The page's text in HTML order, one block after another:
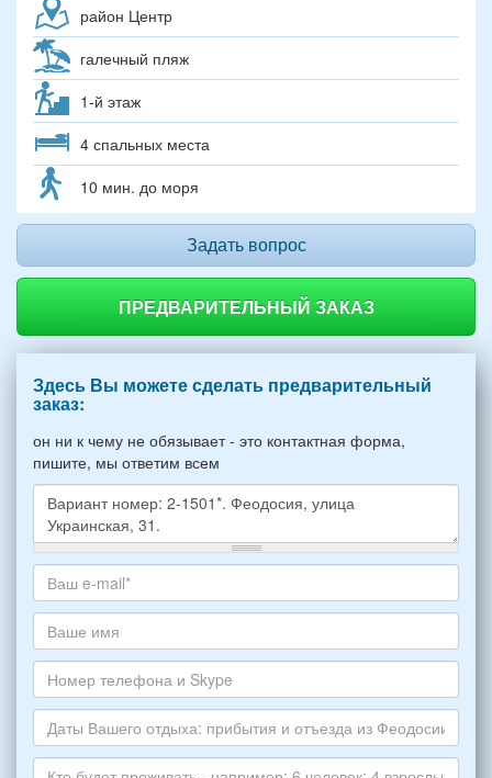
район Центр
галечный пляж
1-й этаж
4 спальных места
10 мин. до моря
Задать вопрос
ПРЕДВАРИТЕЛЬНЫЙ ЗАКАЗ
Здесь Вы можете сделать предварительный
заказ:
он ни к чему не обязывает - это контактная форма,
пишите, мы ответим всем
Какое
жилье
хотите
снять,
укажите
пожалуйста
НОМЕР
варианта:
*
Ваш
адрес
электронной
почты
*
Ваше
имя
Номер
телефона
и
Даты